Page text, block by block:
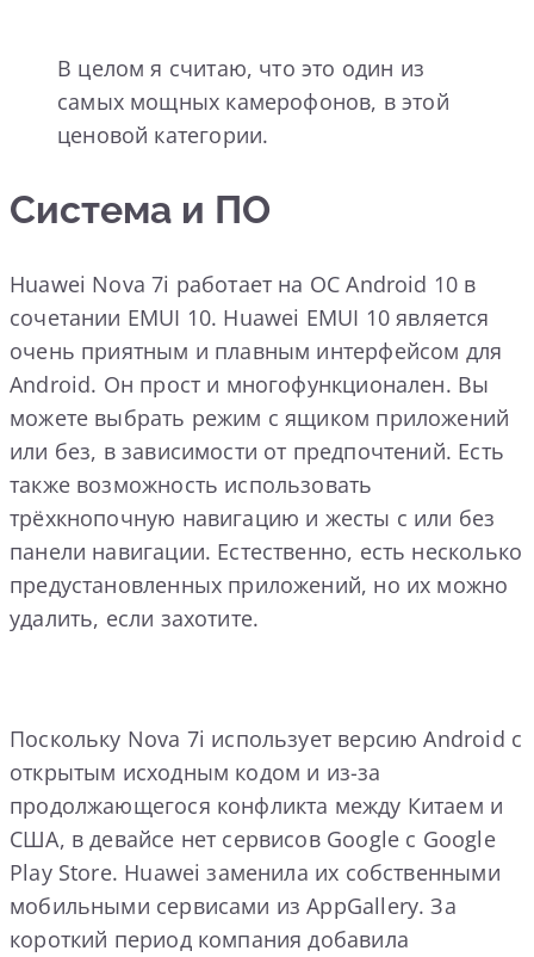
В целом я считаю, что это один из
самых мощных камерофонов, в этой
ценовой категории.
Система и ПО
Huawei Nova 7i работает на ОС Android 10 в
сочетании EMUI 10. Huawei EMUI 10 является
очень приятным и плавным интерфейсом для
Android. Он прост и многофункционален. Вы
можете выбрать режим с ящиком приложений
или без, в зависимости от предпочтений. Есть
также возможность использовать
трёхкнопочную навигацию и жесты с или без
панели навигации. Естественно, есть несколько
предустановленных приложений, но их можно
удалить, если захотите.
Поскольку Nova 7i использует версию Android с
открытым исходным кодом и из-за
продолжающегося конфликта между Китаем и
США, в девайсе нет сервисов Google с Google
Play Store. Huawei заменила их собственными
мобильными сервисами из AppGallery. За
короткий период компания добавила